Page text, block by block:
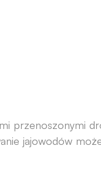
przenoszonymi
jajowodów